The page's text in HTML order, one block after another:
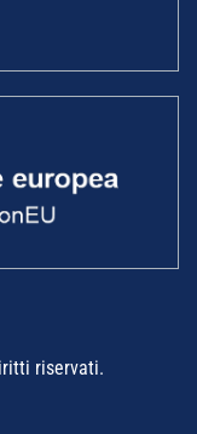
riservati.